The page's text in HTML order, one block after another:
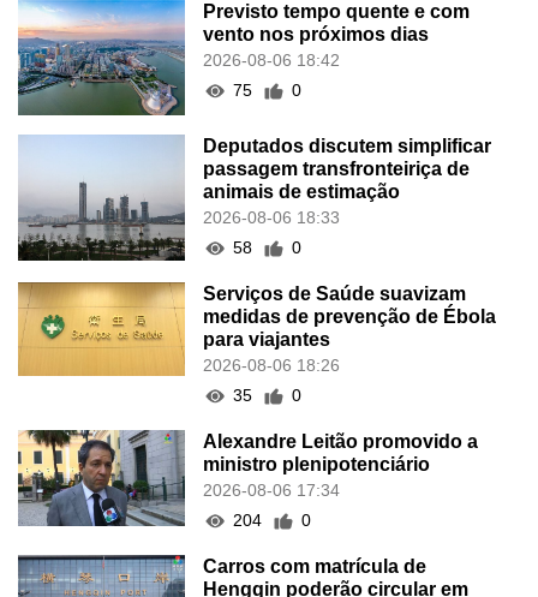
Previsto tempo quente e com
vento nos próximos dias
2026-08-06 18:42
75
0
Deputados discutem simplificar
passagem transfronteiriça de
animais de estimação
2026-08-06 18:33
58
0
Serviços de Saúde suavizam
medidas de prevenção de Ébola
para viajantes
2026-08-06 18:26
35
0
Alexandre Leitão promovido a
ministro plenipotenciário
2026-08-06 17:34
204
0
Carros com matrícula de
Hengqin poderão circular em